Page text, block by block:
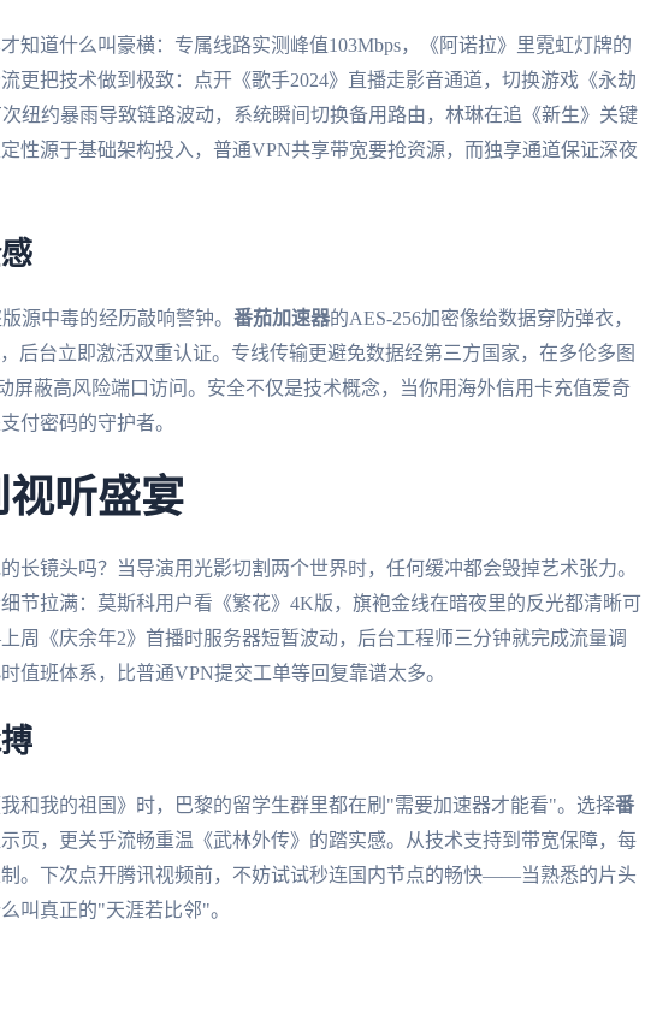
知道什么叫豪横：专属线路实测峰值103Mbps，《阿诺拉》里霓虹灯牌的
更把技术做到极致：点开《歌手2024》直播走影音通道，切换游戏《永劫
纽约暴雨导致链路波动，系统瞬间切换备用路由，林琳在追《新生》关键
性源于基础架构投入，普通VPN共享带宽要抢资源，而独享通道保证深夜
源中毒的经历敲响警钟。 番茄加速器的AES-256加密像给数据穿防弹衣，
后台立即激活双重认证。专线传输更避免数据经第三方国家，在多伦多图
屏蔽高风险端口访问。安全不仅是技术概念，当你用海外信用卡充值爱奇
付密码的守护者。
视听盛宴
长镜头吗？当导演用光影切割两个世界时，任何缓冲都会毁掉艺术张力。
节拉满：莫斯科用户看《繁花》4K版，旗袍金线在暗夜里的反光都清晰可
周《庆余年2》首播时服务器短暂波动，后台工程师三分钟就完成流量调
值班体系，比普通VPN提交工单等回复靠谱太多。
和我的祖国》时，巴黎的留学生群里都在刷"需要加速器才能看"。选择番
页，更关乎流畅重温《武林外传》的踏实感。从技术支持到带宽保障，每
。下次点开腾讯视频前，不妨试试秒连国内节点的畅快——当熟悉的片头
叫真正的"天涯若比邻"。